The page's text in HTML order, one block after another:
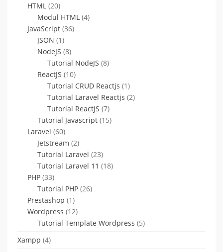
HTML (20)
Modul HTML (4)
JavaScript (36)
JSON (1)
NodeJS (8)
Tutorial NodeJS (8)
ReactJS (10)
Tutorial CRUD Reactjs (1)
Tutorial Laravel Reactjs (2)
Tutorial ReactJS (7)
Tutorial Javascript (15)
Laravel (60)
Jetstream (2)
Tutorial Laravel (23)
Tutorial Laravel 11 (18)
PHP (33)
Tutorial PHP (26)
Prestashop (1)
Wordpress (12)
Tutorial Template Wordpress (5)
Xampp (4)